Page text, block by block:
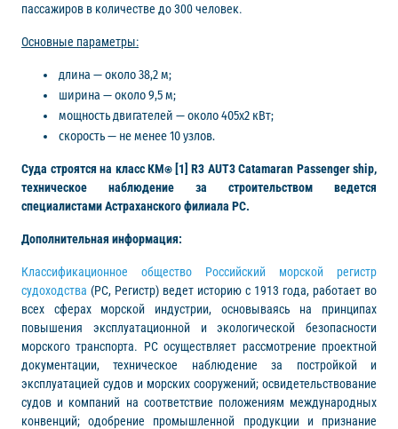
пассажиров в количестве до 300 человек.
Основные параметры:
длина — около 38,2 м;
ширина — около 9,5 м;
мощность двигателей — около 405х2 кВт;
скорость — не менее 10 узлов.
Суда строятся на класс КМ⍟ [1] R3 AUT3 Catamaran Passenger ship,
техническое наблюдение за строительством ведется
специалистами Астраханского филиала РС.
Дополнительная информация:
Классификационное общество Российский морской регистр
судоходства (РС, Регистр) ведет историю с 1913 года, работает во
всех сферах морской индустрии, основываясь на принципах
повышения эксплуатационной и экологической безопасности
морского транспорта. РС осуществляет рассмотрение проектной
документации, техническое наблюдение за постройкой и
эксплуатацией судов и морских сооружений; освидетельствование
судов и компаний на соответствие положениям международных
конвенций; одобрение промышленной продукции и признание